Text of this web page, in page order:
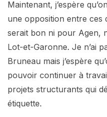
Maintenant, j’espère
une opposition entre ces
serait bon ni pour Agen,
Lot-et-Garonne. Je n’ai
Bruneau mais j’espère
pouvoir continuer à
projets structurants qui
étiquette.